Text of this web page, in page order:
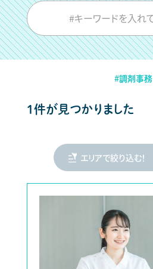
#調剤事務
1件が見つかりました